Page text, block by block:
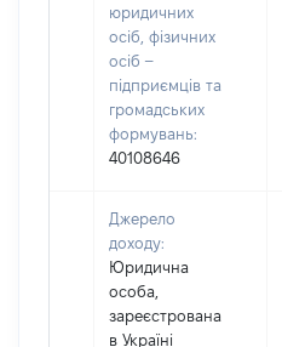
юридичних
осіб, фізичних
осіб –
підприємців та
громадських
формувань:
40108646
Джерело
доходу:
Юридична
особа,
зареєстрована
в Україні